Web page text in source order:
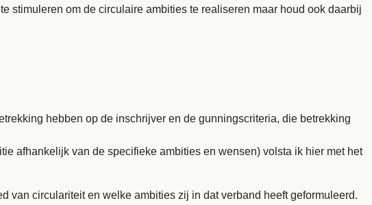
stimuleren om de circulaire ambities te realiseren maar houd ook daarbij
hebben op de inschrijver en de gunningscriteria, die betrekking
afhankelijk van de specifieke ambities en wensen) volsta ik hier met het
van circulariteit en welke ambities zij in dat verband heeft geformuleerd.